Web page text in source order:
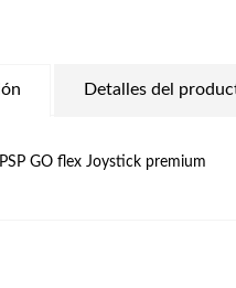
Detalles del
GO flex Joystick premium